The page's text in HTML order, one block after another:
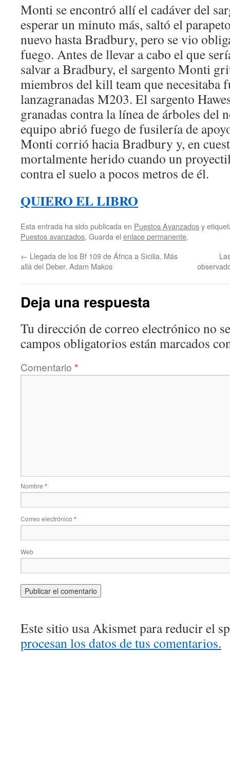
Monti se encontró allí el cadáver del
esperar un minuto más, saltó el
nuevo hasta Bradbury, pero se vio
fuego. Antes de llevar a cabo el que
salvar a Bradbury, el sargento Monti
miembros del kill team que necesitaba
lanzagranadas M203. El sargento
granadas contra la línea de árboles del
equipo abrió fuego de fusilería de
Monti corrió hacia Bradbury y, en
mortalmente herido cuando un
contra el suelo a pocos metros de él.
QUIERO EL LIBRO
Esta entrada ha sido publicada en Puestos Avanzadosy
Puestos avanzados. Guarda el enlace permanente.
← Llegada de los Bf 109 de África a Sicilia. Más
allá del Deber. Adam Makos
Deja una respuesta
Tu dirección de correo electrónico no
campos obligatorios están marcados
Comentario *
Nombre *
Correo electrónico *
Web
Este sitio usa Akismet para reducir el
procesan los datos de tus comentarios.